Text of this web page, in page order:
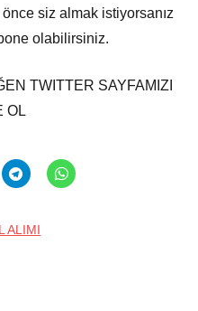
siz almak istiyorsanız
olabilirsiniz.
TWITTER SAYFAMIZI
OL
ALIMI